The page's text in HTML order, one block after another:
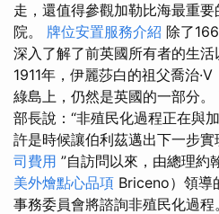
走，還值得參觀加勒比海最重
院。 牌位安置服務介紹 除了
深入了解了前英國所有者的生活
1911年，伊麗莎白的祖父喬治
綠島上，仍然是英國的一部分。
部長說：“非殖民化過程正在與
許是時候讓伯利茲邁出下一步實
司費用 ”自訪問以來，由總理約
美外燴點心品項 Briceno）領導
事務委員會將諮詢非殖民化過